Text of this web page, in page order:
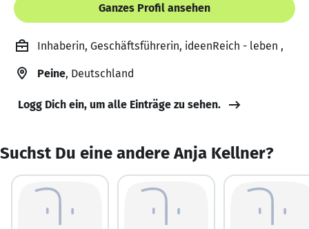
Ganzes Profil ansehen
Inhaberin, Geschäftsführerin, ideenReich - leben ,
Peine, Deutschland
Logg Dich ein, um alle Einträge zu sehen.
Suchst Du eine andere Anja Kellner?